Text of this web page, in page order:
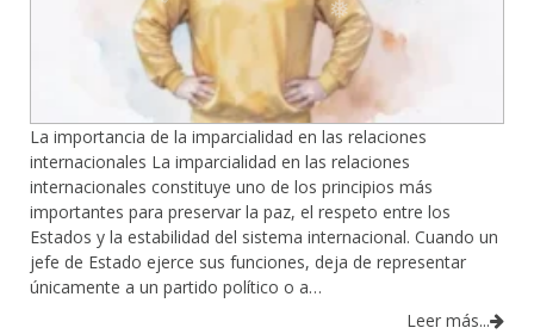
❅
La importancia de la imparcialidad en las relaciones
internacionales La imparcialidad en las relaciones
internacionales constituye uno de los principios más
importantes para preservar la paz, el respeto entre los
Estados y la estabilidad del sistema internacional. Cuando un
jefe de Estado ejerce sus funciones, deja de representar
únicamente a un partido político o a…
Leer más...